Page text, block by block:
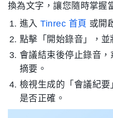
換為文字，讓您隨時掌握
進入Tinrec 首頁 或開
點擊「開始錄音」，並
會議結束後停止錄音
摘要。
檢視生成的「會議紀
是否正確。